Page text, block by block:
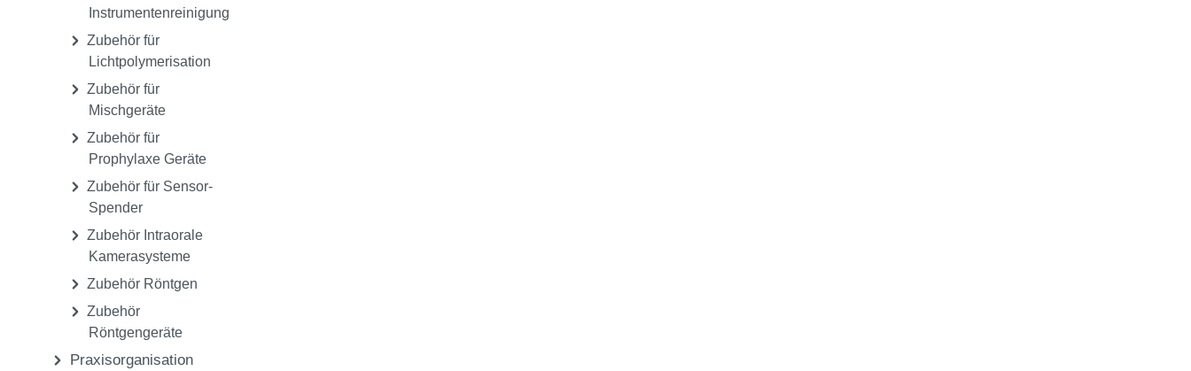
Instrumentenreinigung
Zubehör für
Lichtpolymerisation
Zubehör für
Mischgeräte
Zubehör für
Prophylaxe Geräte
Zubehör für Sensor-
Spender
Zubehör Intraorale
Kamerasysteme
Zubehör Röntgen
Zubehör
Röntgengeräte
Praxisorganisation